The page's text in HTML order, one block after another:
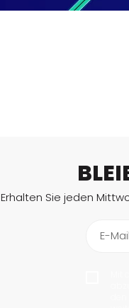
Erhalten Sie jeden
E-